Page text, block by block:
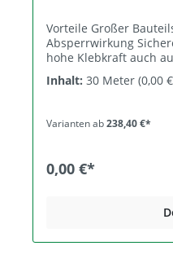
Vorteile Großer Bauteilschutz durch hohe
Absperrwirkung Sichere Anwendung: Extrem
hohe Klebkraft auch
Sehr dehnbar - lässt
Eignung unabhängig
weiterarbeiten: Haftet
standfesten
von
Anschlüsse von
Inhalt: 30 Meter (0,00
Varianten ab238,40 €*
0,00 €*